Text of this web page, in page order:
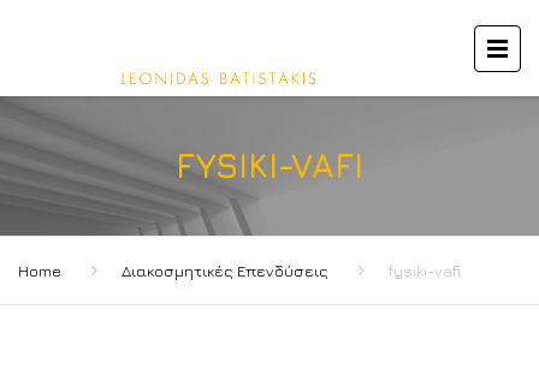
FYSIKI-VAFI
Home Διακοσμητικές Επενδύσεις fysiki-vafi